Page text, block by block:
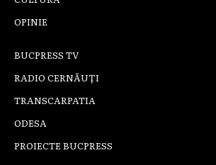
OPINIE
BUCPRESS TV
RADIO CERNĂUȚI
TRANSCARPATIA
ODESA
PROIECTE BUCPRESS